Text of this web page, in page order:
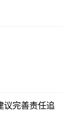
议完善责任追